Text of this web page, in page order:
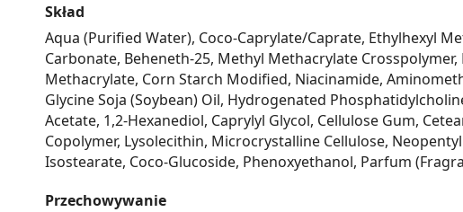
Skład
Aqua (Purified Water), Coco-Caprylate/Caprate, Ethylhexyl
Carbonate, Beheneth-25, Methyl Methacrylate
Methacrylate, Corn Starch Modified, Niacinamide,
Glycine Soja (Soybean) Oil, Hydrogenated
Acetate, 1,2-Hexanediol, Caprylyl Glycol, Cellulose Gum,
Copolymer, Lysolecithin, Microcrystalline Cellulose,
Isostearate, Coco-Glucoside, Phenoxyethanol, Parfum
Przechowywanie